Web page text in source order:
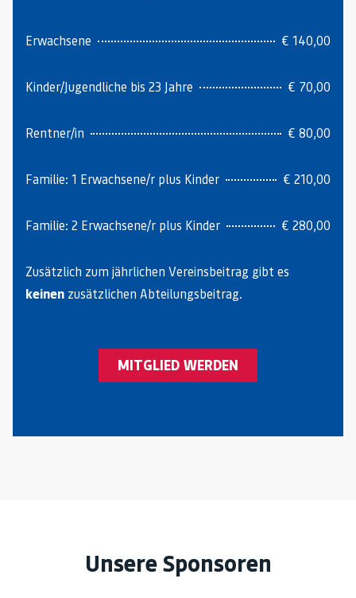
Erwachsene € 140,00
Kinder/Jugendliche bis 23 Jahre € 70,00
Rentner/in € 80,00
Familie: 1 Erwachsene/r plus Kinder € 210,00
Familie: 2 Erwachsene/r plus Kinder € 280,00
Zusätzlich zum jährlichen Vereinsbeitrag gibt es
keinen zusätzlichen Abteilungsbeitrag.
MITGLIED WERDEN
Unsere Sponsoren